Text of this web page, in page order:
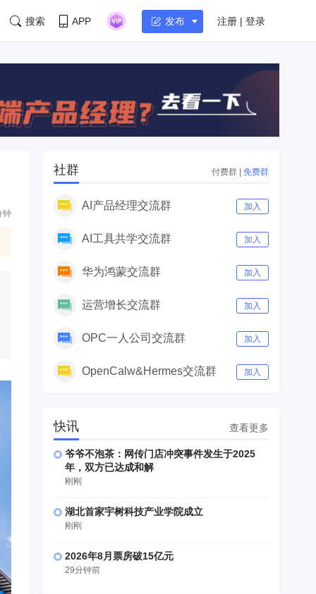
搜索 APP 发布 注册 | 登录
钟
社群 付费群 | 免费群
AI产品经理交流群 加入
AI工具共学交流群 加入
华为鸿蒙交流群 加入
运营增长交流群 加入
OPC一人公司交流群 加入
OpenCalw&Hermes交流群 加入
快讯 查看更多
爷爷不泡茶：网传门店冲突事件发生于2025
年，双方已达成和解
刚刚
湖北首家宇树科技产业学院成立
刚刚
2026年8月票房破15亿元
29分钟前